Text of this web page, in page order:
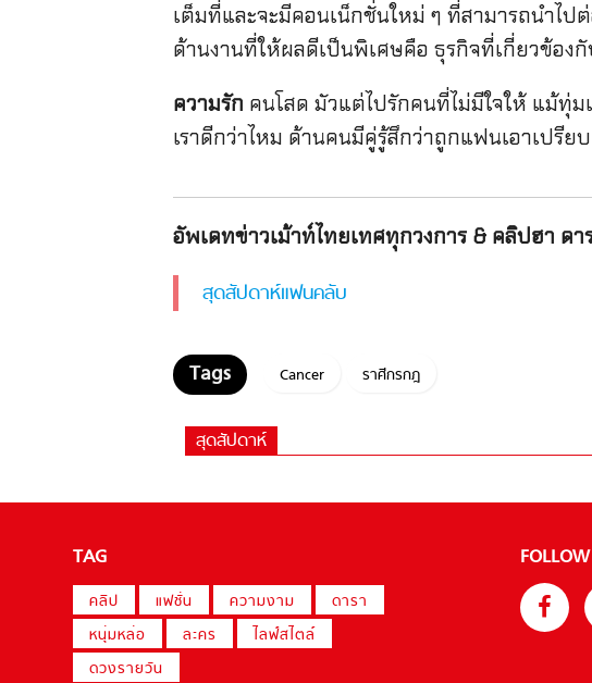
เต็มที่และจะมีคอนเน็กชั่นใหม่ ๆ ที่สามารถนำไป
ด้านงานที่ให้ผลดีเป็นพิเศษคือ ธุรกิจที่เกี่ยวข้อง
ความรัก คนโสด มัวแต่ไปรักคนที่ไม่มีใจให้ แม้ทุ่
เราดีกว่าไหม ด้านคนมีคู่รู้สึกว่าถูกแฟนเอาเปรีย
อัพเดทข่าวเม้าท์ไทยเทศทุกวงการ & คลิปฮา ด
สุดสัปดาห์แฟนคลับ
Cancer ราศีกรกฎ
สุดสัปดาห์
TAG
คลิป แฟชั่น ความงาม
ดารา
หนุ่มหล่อ
ละคร
ไลฟ์สไตล์
ดวงรายวัน